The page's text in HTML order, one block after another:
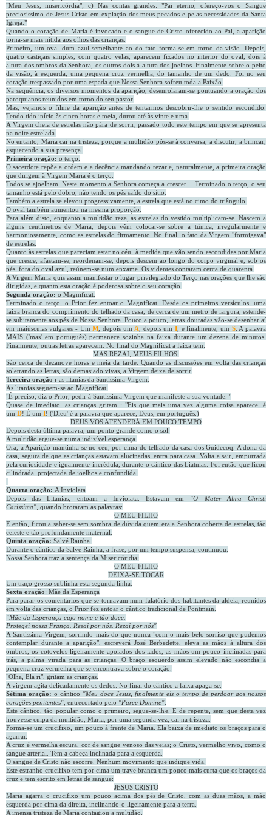
"Meu Jesus, misericórdia"; c) Nas contas grandes: "Pai eterno, ofereço-vos o Sangue
preciosíssimo de Jesus Cristo em expiação dos meus pecados e pelas necessidades da Santa
Igreja."
Quando o coração de Maria é invocado e o sangue de Cristo oferecido ao Pai, a aparição
torna-se mais nítida aos olhos das crianças.
Primeiro, um oval dum azul semelhante ao do fato forma-se em torno da visão. Depois,
quatro castiçais simples, com quatro velas, aparecem fixados no interior do oval, dois à
altura dos ombros da Senhora, os outros dois à altura dos joelhos. Finalmente sobre o peito
da visão, à esquerda, uma pequena cruz vermelha, do tamanho de um dedo. Foi no seu
coração trespassado por uma espada que Nossa Senhora sofreu toda a Paixão.
Na sequência, os diversos momentos da aparição, desenrolaram-se pontuando a oração dos
paroquianos reunidos em torno do seu pastor.
Mas, vejamos o filme da aparição antes de tentarmos descobrir-lhe o sentido escondido.
Tendo tido início às cinco horas e meia, durou até às vinte e uma.
A Virgem cheia de estrelas não pára de sorrir, passado todo este tempo em que se apresenta
na noite estrelada.
No entanto, Maria cai na tristeza, porque a multidão pôs-se à conversa, a discutir, a brincar,
esquecendo a sua presença.
Primeira oração: o terço.
O sacerdote repõe a ordem e a decência mandando rezar e, naturalmente, a primeira oração
que dirigem à Virgem Maria é o terço.
Todos se ajoelham. Neste momento a Senhora começa a crescer… Terminado o terço, o seu
tamanho está pelo dobro, não tendo os pés saído do sítio.
Também a estrela se elevou progressivamente, a estrela que está no cimo do triângulo.
O oval também aumentou na mesma proporção.
Para além disto, enquanto a multidão reza, as estrelas do vestido multiplicam-se. Nascem a
alguns centímetros de Maria, depois vêm colocar-se sobre a túnica, irregularmente e
harmoniosamente, como as estrelas do firmamento. No final, o fato da Virgem "formigava"
de estrelas.
Quanto às estrelas que pareciam estar no céu, à medida que vão sendo escondidas por Maria
que cresce, afastam-se, reordenam-se, depois descem ao longo do corpo virginal e, sob os
pés, fora do oval azul, reúnem-se num enxame. Os videntes contaram cerca de quarenta.
A Virgem Maria quis assim manifestar o lugar privilegiado do Terço nas orações que lhe são
dirigidas, e quanto esta oração é poderosa sobre o seu coração.
Segunda oração: o Magnificat.
Terminado o terço, o Prior fez entoar o Magnificat. Desde os primeiros versículos, uma
faixa branca do comprimento do telhado da casa, de cerca de um metro de largura, estende-
se subitamente aos pés de Nossa Senhora. Pouco a pouco, letras douradas vão-se desenhar aí
em maiúsculas vulgares - UmM , depois um A , depois umI , e finalmente, um S. A palavra
MAIS ('mas' em português) permanece sozinha na faixa durante um dezena de minutos.
Finalmente, outras letras aparecem. No final do Magnificat a faixa tem:
MAS REZAI, MEUS FILHOS.
São cerca de dezanove horas e meia da tarde. Quando as discussões em volta das crianças
soletrando as letras, são demasiado vivas, a Virgem deixa de sorrir.
Terceira oração : as litanias da Santíssima Virgem.
As litanias seguem-se ao Magnificat.
"É preciso, diz o Prior, pedir à Santíssima Virgem que manifeste a sua vontade. "
Quase de imediato, as crianças gritam : "Eis que mais uma vez alguma coisa aparece, é
um D! É um I! ('Dieu' é a palavra que aparece; Deus, em português.)
DEUS VOS ATENDERÁ EM POUCO TEMPO
Depois desta última palavra, um ponto grande como o sol.
A multidão ergue-se numa indizível esperança.
Ora, a Aparição mantinha-se no céu, por cima do telhado da casa dos Guidecoq. A dona da
casa, segura de que as crianças estavam alucinadas, entra para casa. Volta a sair, empurrada
pela curiosidade e igualmente incrédula, durante o cântico das Liatnias. Foi então que ficou
cilindrada, projectada de joelhos e confundida.
Quarta oração: A Inviolata
Depois das Litanias, entoam a Inviolata. Estavam em "O Mater Alma Christi
Carissima", quando brotaram as palavras:
O MEU FILHO
E então, ficou a saber-se sem sombra de dúvida quem era a Senhora coberta de estrelas, tão
celeste e tão profundamente maternal.
Quinta oração: Salvé Rainha.
Durante o cântico da Salvé Rainha, a frase, por um tempo suspensa, continuou.
Nossa Senhora traz a sentença da Misericóridia:
O MEU FILHO
DEIXA-SE TOCAR
Um traço grosso sublinha esta segunda linha.
Sexta oração: Mãe da Esperança
Para parar os comentários que se tornavam num falatório dos habitantes da aldeia, reunidos
em volta das crianças, o Prior fez entoar o cântico tradicional de Pontmain.
"Mãe da Esperança cujo nome é tão doce.
Protegei nossa França. Rezai por nós. Rezai por nós"
A Santíssima Virgem, sorrindo mais do que nunca "com o mais belo sorriso que pudemos
contemplar durante a aparição", escreverá José Berbedette, eleva as mãos à altura dos
ombros, os cotovelos ligeiramente apoiados dos lados, as mãos um pouco inclinadas para
trás, a palma virada para as crianças. O braço esquerdo assim elevado não escondia a
pequena cruz vermelha que se encontrava sobre o coração.
"Olha, Ela ri", gritam as crianças.
A virgem agita delicadamente os dedos. No final do cântico a faixa apaga-se.
Sétima oração: o cântico "Meu doce Jesus, finalmente eis o tempo de perdoar aos nossos
corações penitentes" , entrecortado pelo "Parce Domine"
Este cântico, tão popular como o primeiro, segue-se-lhe. E de repente, sem que desta vez
houvesse culpa da multidão, Maria, por uma segunda vez, cai na tristeza.
Forma-se um crucifixo, um pouco à frente de Maria. Ela baixa de imediato os braços para o
agarrar.
A cruz é vermelha escura, cor de sangue venoso das veias; o Cristo, vermelho vivo, como o
sangue arterial. Tem a cabeça inclinada para a esquerda.
O sangue de Cristo não escorre. Nenhum movimento que indique vida.
Este estranho crucifixo tem por cima um trave branca um pouco mais curta que os braços da
cruz e tem escrito em letras de sangue:
JESUS CRISTO
Maria agarra o crucifixo um pouco acima dos pés de Cristo, com as duas mãos, a mão
esquerda por cima da direita, inclinando-o ligeiramente para a terra.
A imensa tristeza de Maria contagiou a multidão.